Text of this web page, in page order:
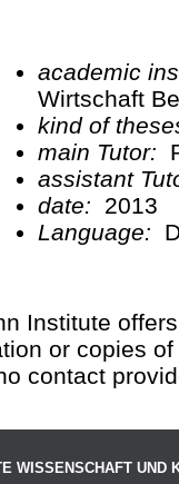
academic
Wirtschaft
kind of
main Tutor:
assistant
date:
2013
Language:
Institute
or copies
contact
WISSENSCHAFT UND